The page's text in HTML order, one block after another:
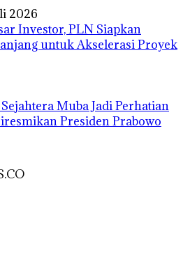
2026
Investor, PLN Siapkan
untuk Akselerasi Proyek
Muba Jadi Perhatian
Presiden Prabowo